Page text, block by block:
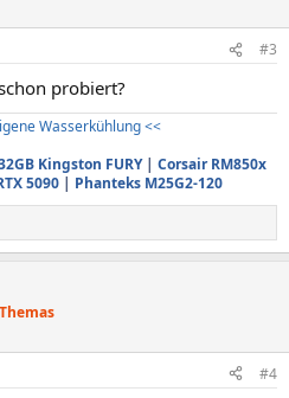
#3
probiert?
Wasserkühlung <<
Kingston FURY| Corsair RM850x
5090| Phanteks M25G2-120
#4